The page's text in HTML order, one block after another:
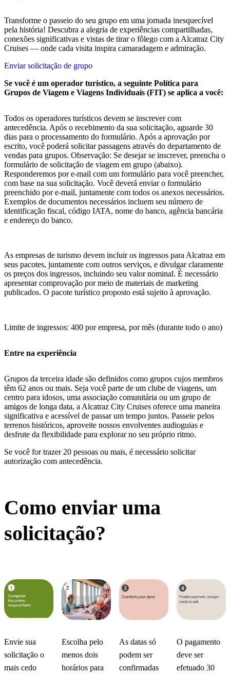
Transforme o passeio do seu grupo em uma jornada inesquecível
pela história! Descubra a alegria de experiências compartilhadas,
conexões significativas e vistas de tirar o fôlego com a Alcatraz City
Cruises — onde cada visita inspira camaradagem e admiração.
Enviar solicitação de grupo
Se você é um operador turístico, a seguinte Política para
Grupos de Viagem e Viagens Individuais (FIT) se aplica a você:
Todos os operadores turísticos devem se inscrever com
antecedência. Após o recebimento da sua solicitação, aguarde 30
dias para o processamento do formulário. Após a aprovação por
escrito, você poderá solicitar passagens através do departamento de
vendas para grupos. Observação: Se desejar se inscrever, preencha o
formulário de solicitação de viagem em grupo (abaixo).
Responderemos por e-mail com um formulário para você preencher,
com base na sua solicitação. Você deverá enviar o formulário
preenchido por e-mail, juntamente com todos os anexos necessários.
Exemplos de documentos necessários incluem seu número de
identificação fiscal, código IATA, nome do banco, agência bancária
e endereço do banco.
As empresas de turismo devem incluir os ingressos para Alcatraz em
seus pacotes, juntamente com outros serviços, e divulgar claramente
os preços dos ingressos, incluindo seu valor nominal. É necessário
apresentar comprovação por meio de materiais de marketing
publicados. O pacote turístico proposto está sujeito à aprovação.
Limite de ingressos: 400 por empresa, por mês (durante todo o ano)
Entre na experiência
Grupos da terceira idade são definidos como grupos cujos membros
têm 62 anos ou mais. Seja você parte de um clube de viagens, um
centro para idosos, uma associação comunitária ou um grupo de
amigos de longa data, a Alcatraz City Cruises oferece uma maneira
significativa e acessível de passar um tempo juntos. Passeie pelos
terrenos históricos, aproveite nossos envolventes audioguias e
desfrute da flexibilidade para explorar no seu próprio ritmo.
Se você for trazer 20 pessoas ou mais, é necessário solicitar
autorização com antecedência.
Como enviar uma
solicitação?
Envie sua
solicitação o
mais cedo
Escolha pelo
menos dois
horários para
As datas só
podem ser
confirmadas
O pagamento
deve ser
efetuado 30